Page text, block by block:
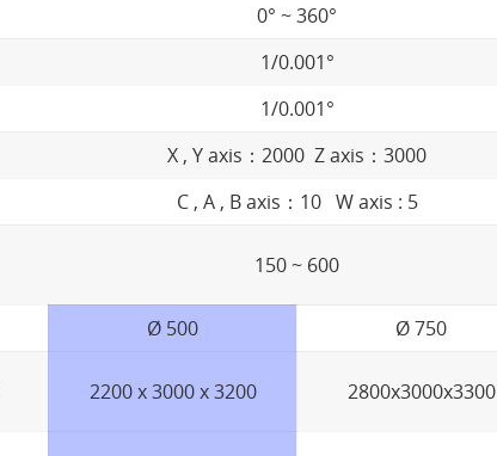
0° ~ 360°
1/0.001°
1/0.001°
X , Y axis：2000 Z axis：3000
C , A , B axis：10 W axis : 5
150 ~ 600
Ø 500 Ø 750
2200 x 3000 x 3200 2800x3000x3300